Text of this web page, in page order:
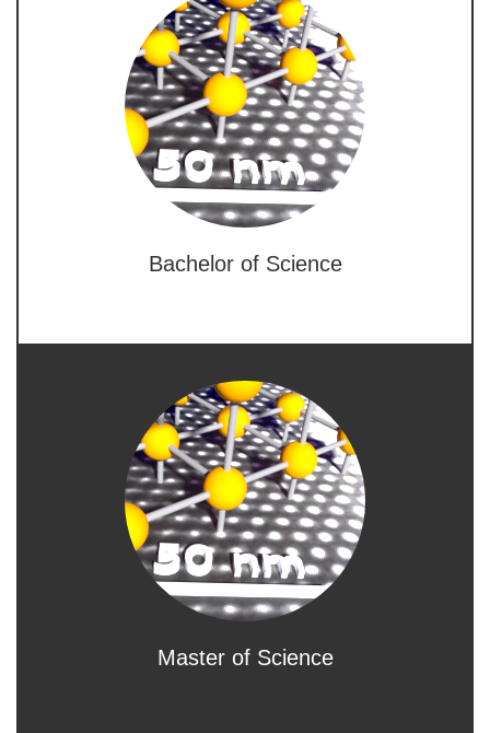
Bachelor of Science
Master of Science